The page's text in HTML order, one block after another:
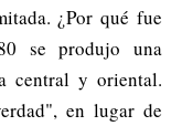
¿Por qué fue
se produjo una
central y oriental.
en lugar de